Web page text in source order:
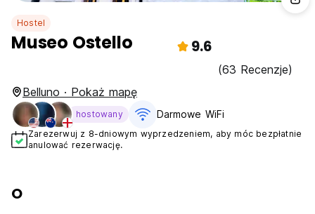
Hostel
Museo Ostello 9.6
(63 Recenzje)
Belluno · Pokaż mapę
hostowany Darmowe WiFi
Zarezerwuj z 8-dniowym wyprzedzeniem, aby móc bezpłatnie
anulować rezerwację.
O